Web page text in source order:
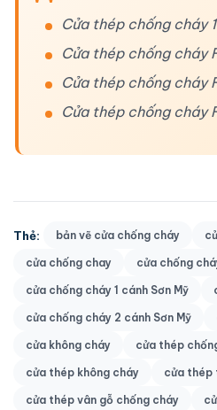
Cửa thép chống cháy
Cửa thép chống cháy
Cửa thép chống cháy
Cửa thép chống cháy
Thẻ: bản vẽ cửa chống cháy
cửa chống chay cửa chống
cửa chống cháy 1 cánh Sơn Mỹ
cửa chống cháy 2 cánh Sơn Mỹ
cửa không cháy cửa thép
cửa thép không cháy cửa thép
cửa thép vân gỗ chống cháy